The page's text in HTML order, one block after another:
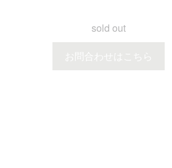
sold out
お問合わせはこちら